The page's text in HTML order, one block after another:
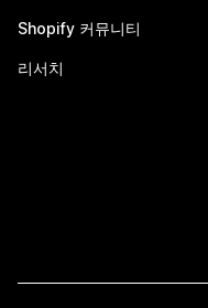
Shopify 커뮤니티
리서치